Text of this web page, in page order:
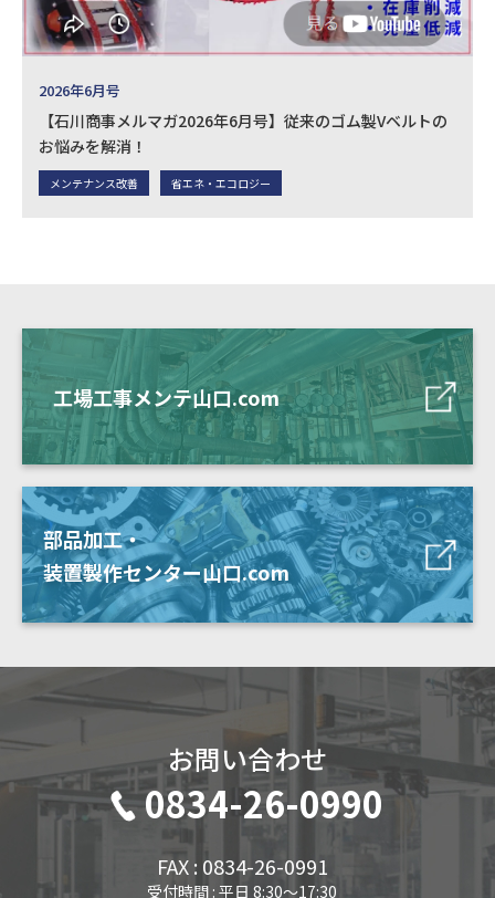
2026年6月号
【石川商事メルマガ2026年6月号】従来のゴム製Vベルトの
お悩みを解消！
メンテナンス改善 省エネ・エコロジー
工場工事メンテ山口.com
部品加工・
装置製作センター山口.com
お問い合わせ
0834-26-0990
FAX : 0834-26-0991
受付時間 : 平日 8:30～17:30